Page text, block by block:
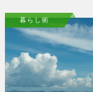
暮らし術